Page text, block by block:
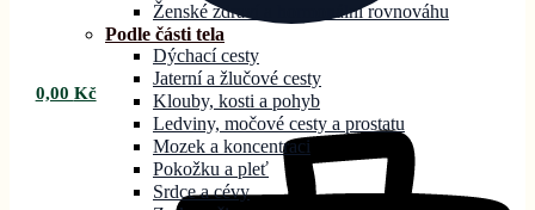
0,00 Kč
Ženské zdraví a hormonální rovnováhu
Podle části tela
Dýchací cesty
Jaterní a žlučové cesty
Klouby, kosti a pohyb
Ledviny, močové cesty a prostatu
Mozek a koncentraci
Pokožku a pleť
Srdce a cévy